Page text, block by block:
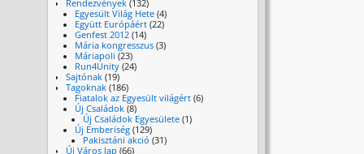
Rendezvények (132)
Egyesült Világ Hete(4)
Együtt Európáért(22)
Genfest 2012(14)
Mária kongresszus(3)
Máriapoli (23)
Run4Unity(24)
Sajtónak (19)
Tagoknak (186)
Fiatalok az Egyesült világért(6)
Új Családok(8)
Új Családok Egyesülete (1)
Új Emberiség(129)
Pakisztáni akció (31)
Új Város lap (66)